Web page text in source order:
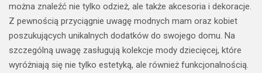
można znaleźć nie tylko odzież, ale także akcesoria i dekoracje.
Z pewnością przyciągnie uwagę modnych mam oraz kobiet
poszukujących unikalnych dodatków do swojego domu. Na
szczególną uwagę zasługują kolekcje mody dziecięcej, które
wyróżniają się nie tylko estetyką, ale również funkcjonalnością.